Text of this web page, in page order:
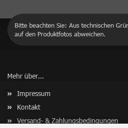
Bitte beachten Sie: Aus technischen
auf den Produktfotos abweichen.
Mehr über...
Impressum
Kontakt
Versand- & Zahlungsbedingungen